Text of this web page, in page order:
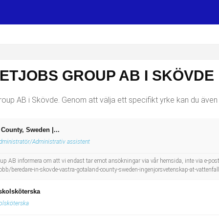
GROUP AB I SKÖVDE
AB i Skövde. Genom att välja ett specifikt yrke kan du
Sweden |...
Administrativ assistent
AB informera om att vi endast tar emot ansökningar via vår hemsida, inte via e-
beredare-in-skovde-vastra-gotaland-county-sweden-ingenjorsvetenskap-at-